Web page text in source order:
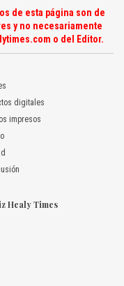
de esta página son de
y no necesariamente
o del Editor.
digitales
impresos
Healy Times